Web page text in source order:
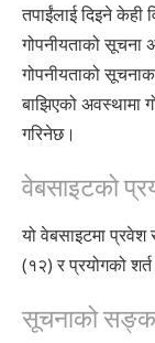
तपाईंलाई दिइने केही
गोपनीयताको
गोपनीयताको
बाझिएको अवस्थामा
गरिनेछ।
वेबसाइटको
यो वेबसाइटमा प्रवेश
(१२) र प्रयोगको
सूचनाको